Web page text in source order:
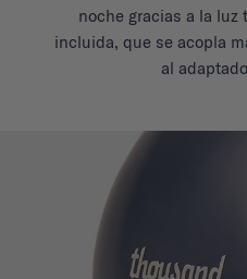
noche gracias a la luz
incluida, que se acopla
al